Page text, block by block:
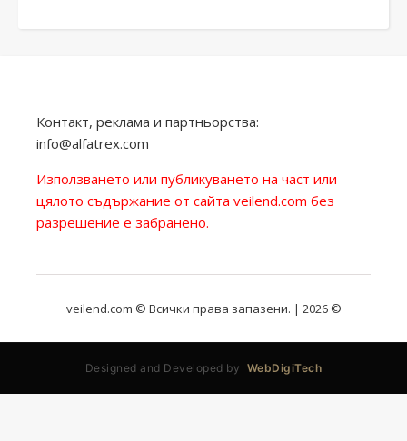
Контакт, реклама и партньорства:
info@alfatrex.com
Използването или публикуването на част или
цялото съдържание от сайта veilend.com без
разрешение е забранено.
veilend.com © Всички права запазени. | 2026 ©
Designed and Developed by WebDigiTech